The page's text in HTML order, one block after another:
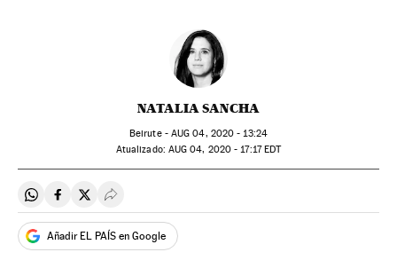
NATALIA SANCHA
Beirute - AUG 04, 2020 - 13:24
atualizado: AUG 04, 2020 - 17:17EDT
Compartir en Whatsapp
Compartir en Facebook
Compartir en Twitter
Desplegar Redes Sociales
Añadir EL PAÍS en Google